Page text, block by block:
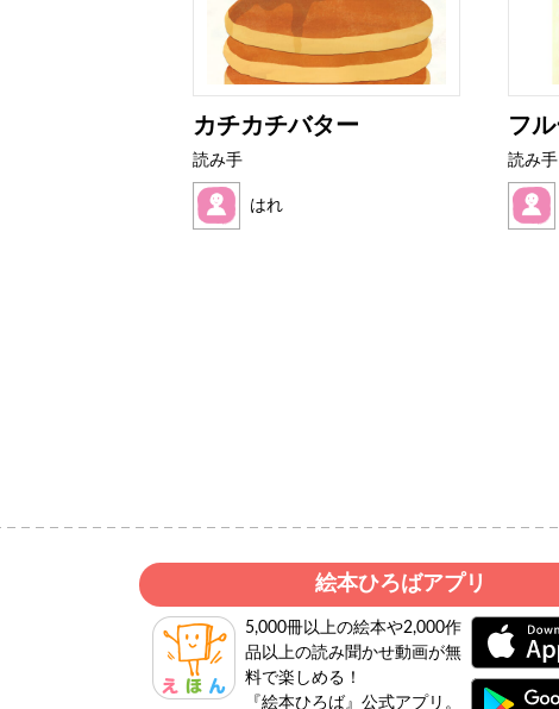
カチカチバター
読み手
はれ
フ
読み手
絵本ひろばアプリ
5,000冊以上の絵本や2,000作
品以上の読み聞かせ動画が無
料で楽しめる！
『絵本ひろば』公式アプリ。